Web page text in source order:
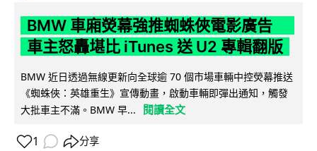
BMW 車廂熒幕強推蜘蛛俠電影廣告
車主怒轟堪比 iTunes 送 U2 專輯翻版
BMW 近日透過無線更新向全球逾 70 個市場車輛中控熒幕推送
《蜘蛛俠：英雄重生》宣傳動畫，啟動車輛即彈出通知，觸發
大批車主不滿。BMW 早...
閱讀全文
1 分享